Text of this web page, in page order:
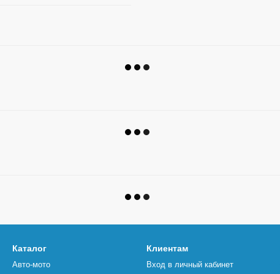
Каталог
Авто-мото
Клиентам
Вход в личный кабинет